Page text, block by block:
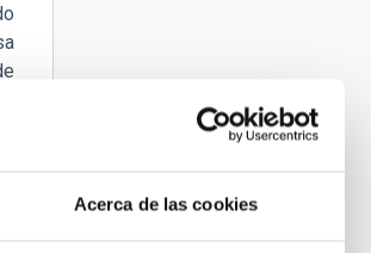
Acerca de las cookies